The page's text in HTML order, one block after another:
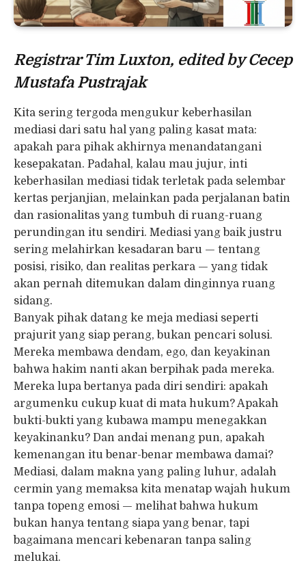
Registrar Tim Luxton, edited by Cecep
Mustafa Pustrajak
Kita sering tergoda mengukur keberhasilan
mediasi dari satu hal yang paling kasat mata:
apakah para pihak akhirnya menandatangani
kesepakatan. Padahal, kalau mau jujur, inti
keberhasilan mediasi tidak terletak pada selembar
kertas perjanjian, melainkan pada perjalanan batin
dan rasionalitas yang tumbuh di ruang-ruang
perundingan itu sendiri. Mediasi yang baik justru
sering melahirkan kesadaran baru — tentang
posisi, risiko, dan realitas perkara — yang tidak
akan pernah ditemukan dalam dinginnya ruang
sidang.
Banyak pihak datang ke meja mediasi seperti
prajurit yang siap perang, bukan pencari solusi.
Mereka membawa dendam, ego, dan keyakinan
bahwa hakim nanti akan berpihak pada mereka.
Mereka lupa bertanya pada diri sendiri: apakah
argumenku cukup kuat di mata hukum? Apakah
bukti-bukti yang kubawa mampu menegakkan
keyakinanku? Dan andai menang pun, apakah
kemenangan itu benar-benar membawa damai?
Mediasi, dalam makna yang paling luhur, adalah
cermin yang memaksa kita menatap wajah hukum
tanpa topeng emosi — melihat bahwa hukum
bukan hanya tentang siapa yang benar, tapi
bagaimana mencari kebenaran tanpa saling
melukai.